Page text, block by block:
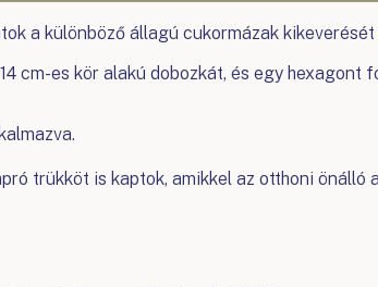
a különböző állagú cukormázak kikeverését
cm-es kör alakú dobozkát, és egy hexagont
trükköt is kaptok, amikkel az otthoni önálló